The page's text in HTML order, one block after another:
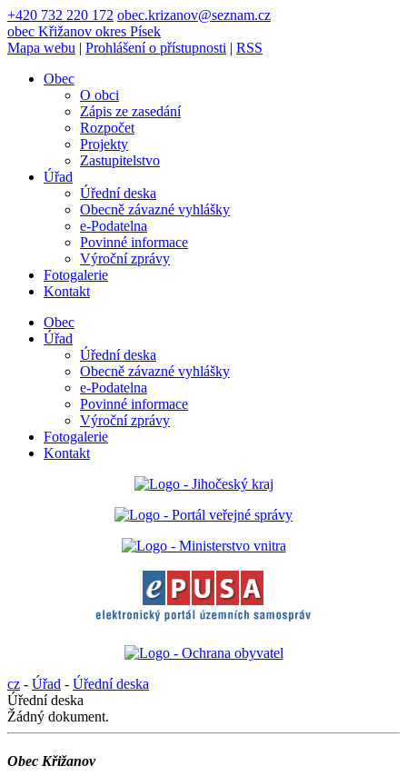
+420 732 220 172 obec.krizanov@seznam.cz
obec Křižanov okres Písek
Mapa webu | Prohlášení o přístupnosti | RSS
Obec
O obci
Zápis ze zasedání
Rozpočet
Projekty
Zastupitelstvo
Úřad
Úřední deska
Obecně závazné vyhlášky
e-Podatelna
Povinné informace
Výroční zprávy
Fotogalerie
Kontakt
Obec
Úřad
Úřední deska
Obecně závazné vyhlášky
e-Podatelna
Povinné informace
Výroční zprávy
Fotogalerie
Kontakt
cz - Úřad - Úřední deska
Úřední deska
Žádný dokument.
Obec Křižanov